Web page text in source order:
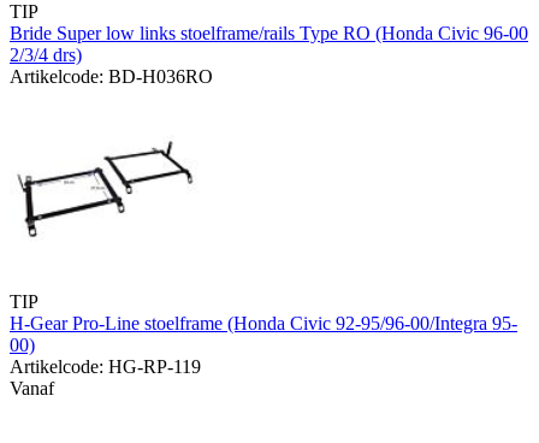
TIP
Bride Super low links stoelframe/rails Type RO (Honda Civic 96-00
2/3/4 drs)
Artikelcode: BD-H036RO
TIP
H-Gear Pro-Line stoelframe (Honda Civic 92-95/96-00/Integra 95-
00)
Artikelcode: HG-RP-119
Vanaf